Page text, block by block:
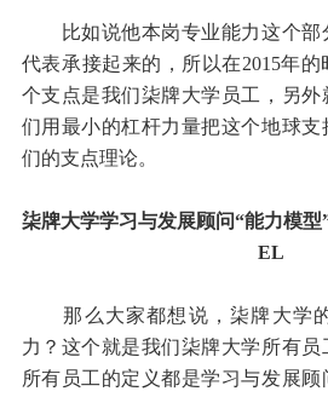
比如说他本岗专业能力这个部
代表承接起来的，所以在2015年
个支点是我们柒牌大学员工，另
们用最小的杠杆力量把这个地球
们的支点理论。
柒牌大学学习与发展顾问“能力模
EL
那么大家都想说，柒牌大学
力？这个就是我们柒牌大学所有
所有员工的定义都是学习与发展